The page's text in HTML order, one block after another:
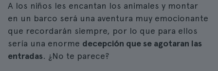
A los niños les encantan los animales y montar
en un barco será una aventura muy emocionante
que recordarán siempre, por lo que para ellos
sería una enorme decepción que se agotaran las
entradas. ¿No te parece?